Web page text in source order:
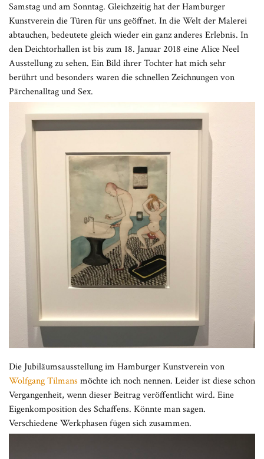
Samstag und am Sonntag. Gleichzeitig hat der Hamburger
Kunstverein die Türen für uns geöffnet. In die Welt der Malerei
abtauchen, bedeutete gleich wieder ein ganz anderes Erlebnis. In
den Deichtorhallen ist bis zum 18. Januar 2018 eine Alice Neel
Ausstellung zu sehen. Ein Bild ihrer Tochter hat mich sehr
berührt und besonders waren die schnellen Zeichnungen von
Pärchenalltag und Sex.
Die Jubiläumsausstellung im Hamburger Kunstverein von
Wolfgang Tilmans möchte ich noch nennen. Leider ist diese schon
Vergangenheit, wenn dieser Beitrag veröffentlicht wird. Eine
Eigenkomposition des Schaffens. Könnte man sagen.
Verschiedene Werkphasen fügen sich zusammen.